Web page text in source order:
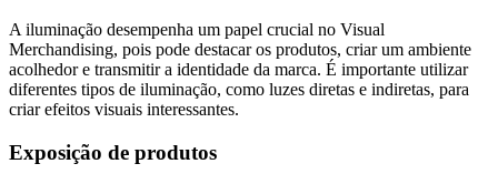
A iluminação desempenha um papel crucial no Visual
Merchandising, pois pode destacar os produtos, criar um ambiente
acolhedor e transmitir a identidade da marca. É importante utilizar
diferentes tipos de iluminação, como luzes diretas e indiretas, para
criar efeitos visuais interessantes.
Exposição de produtos